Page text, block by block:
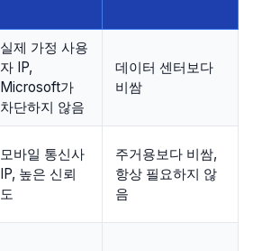
실제 가정 사용
자 IP,
Microsoft가
차단하지 않음
데이터 센터보다
비쌈
모바일 통신사
IP, 높은 신뢰
도
주거용보다 비쌈,
항상 필요하지 않
음